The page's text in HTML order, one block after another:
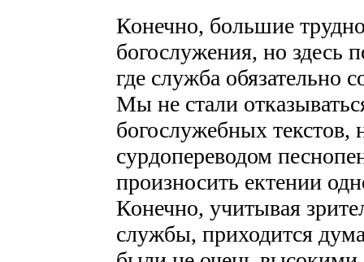
Конечно, большие
богослужения, но здесь
где служба обязательно
Мы не стали
богослужебных текстов,
сурдопереводом
произносить ектении
Конечно, учитывая
службы, приходится